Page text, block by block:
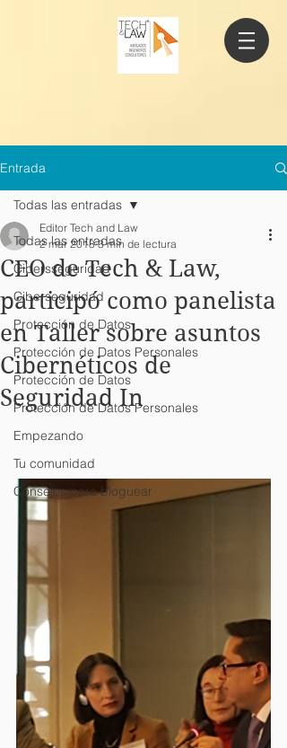
Entrada
Todas las entradas
Cibersseguridad
Ciberseguridad
Protección de Datos
Protección de Datos Personales
Protección de Datos
Protección de Datos Personales
Empezando
Tu comunidad
Consejos para bloguear
Todas las entradas
CEO de Tech & Law,
participó como panelista
en Taller sobre asuntos
Cibernéticos de
Seguridad In
Editor Tech and Law
2 mar 2018 3 min de lectura